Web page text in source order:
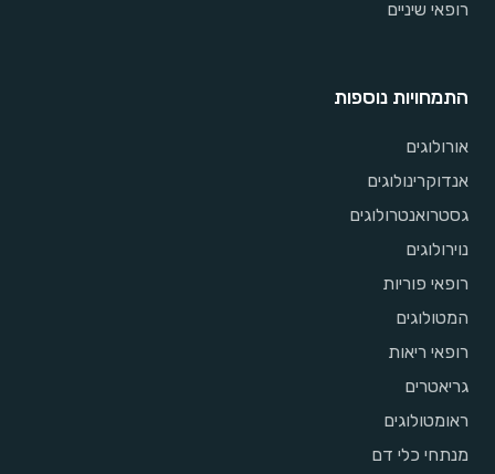
רופאי שיניים
התמחויות נוספות
אורולוגים
אנדוקרינולוגים
גסטרואנטרולוגים
נוירולוגים
רופאי פוריות
המטולוגים
רופאי ריאות
גריאטרים
ראומטולוגים
מנתחי כלי דם